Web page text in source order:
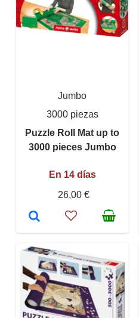
Jumbo
3000 piezas
Puzzle Roll Mat up to
3000 pieces Jumbo
En 14 días
26,00 €